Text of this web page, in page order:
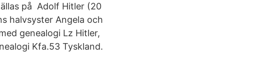
på Adolf Hitler (20
halvsyster Angela och
genealogi Lz Hitler,
Kfa.53 Tyskland.